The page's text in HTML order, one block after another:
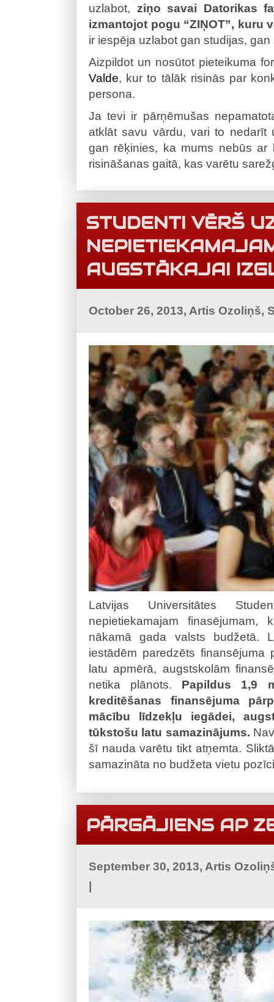
uzlabot, ziņo savai Datorikas
izmantojot pogu “ZIŅOT”, kuru
ir iespēja uzlabot gan studijas,
Aizpildot un nosūtot pieteikuma
Valde, kur to tālāk risinās par
persona.
Ja tevi ir pārņēmušas
atklāt savu vārdu, vari to nedarīt
gan rēķinies, ka mums nebūs ar
risināšanas gaitā, kas varētu
STUDENTI VĒRŠ
AUGSTĀKAJAI
October 26, 2013, Artis Ozoliņš,
Latvijas Universitātes
nepietiekamajam
nākamā gada valsts budžetā.
iestādēm paredzēts finansējuma
latu apmērā, augstskolām
netika plānots. Papildus 1,9
kreditēšanas finansējuma
mācību līdzekļu iegādei,
tūkstošu latu samazinājums.
šī nauda varētu tikt atņemta.
samazināta no budžeta vietu
PĀRGĀJIENS AP
September 30, 2013, Artis
|